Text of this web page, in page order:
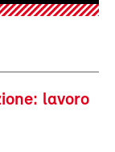
lavoro